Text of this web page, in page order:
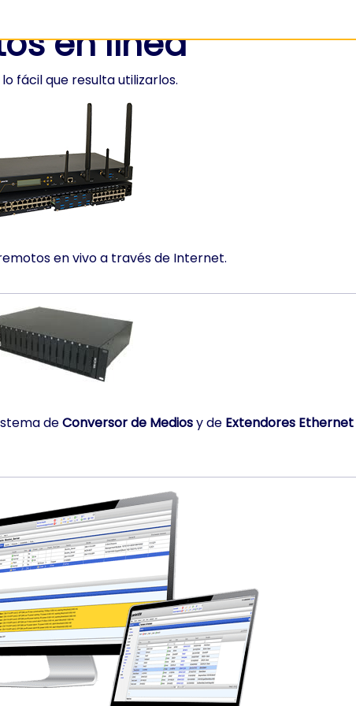
en línea
fácil que resulta utilizarlos.
en vivo a través de Internet.
deConversor de Mediosy de Extendores Ethernet